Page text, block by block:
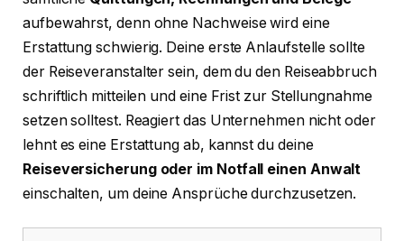
aufbewahrst, denn ohne Nachweise wird eine
Erstattung schwierig. Deine erste Anlaufstelle sollte
der Reiseveranstalter sein, dem du den Reiseabbruch
schriftlich mitteilen und eine Frist zur Stellungnahme
setzen solltest. Reagiert das Unternehmen nicht oder
lehnt es eine Erstattung ab, kannst du deine
Reiseversicherung oder im Notfall einen Anwalt
einschalten, um deine Ansprüche durchzusetzen.